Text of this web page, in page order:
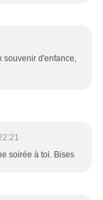
souvenir d'enfance,
soirée à toi. Bises